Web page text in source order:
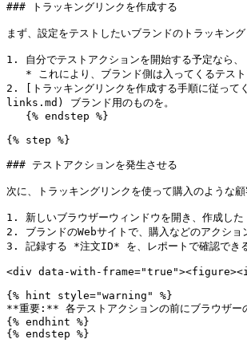
### トラッキングリンクを作成する
まず、設定をテストしたいブランドのトラッキング
1. 自分でテストアクションを開始する予
2. [トラッキングリンクを作成する手
links.md) ブランド用のものを。
{% step %}
### テストアクションを発生させる
次に、トラッキングリンクを使って購入のような
1. 新しいブラウザーウィンドウを開き、作成した
2. ブランドのWebサイトで、購入などのアクショ
3. 記録する *注文ID* を、レポートで確認できる
<div data-with-
{% hint style="warning" %}
**重要:** 各テストアクションの前にブラウザー
{% endhint %}
{% endstep %}